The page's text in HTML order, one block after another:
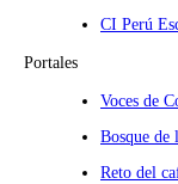
CI Perú
Portales
Voces de
Bosque de
Reto del